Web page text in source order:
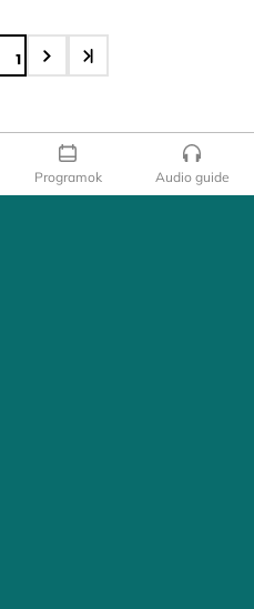
1
Programok Audio guide